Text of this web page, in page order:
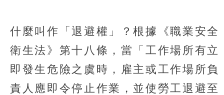
什麼叫作「退避權」？根據《職業安全
衛生法》第十八條，當「工作場所有立
即發生危險之虞時，雇主或工作場所負
責人應即令停止作業，並使勞工退避至